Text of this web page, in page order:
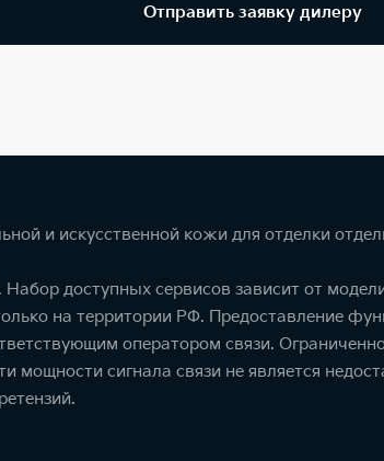
Отправить заявку дилеру
и искусственной кожи для отделки
доступных сервисов зависит от
на территории РФ. Предоставление
оператором связи.
мощности сигнала связи не является